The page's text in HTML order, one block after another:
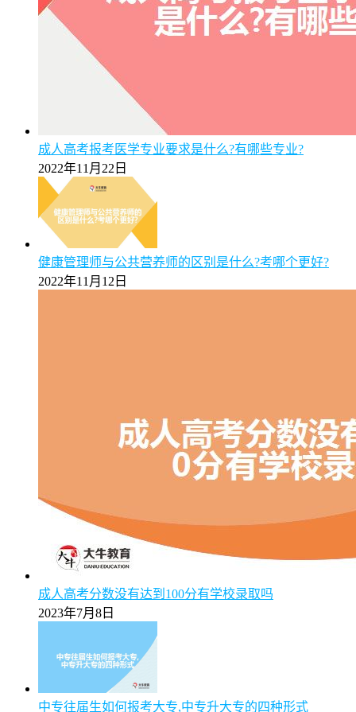
成人高考报考医学专业要求是什么?有哪些专业?
2022年11月22日
健康管理师与公共营养师的区别是什么?考哪个更好?
2022年11月12日
成人高考分数没有达到100分有学校录取吗
2023年7月8日
中专往届生如何报考大专,中专升大专的四种形式